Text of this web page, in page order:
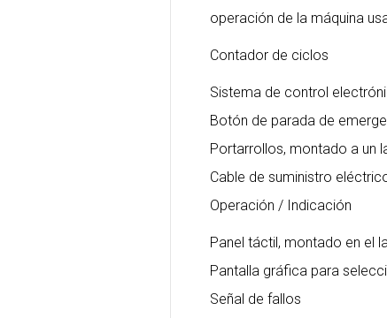
operación de la máquina
Contador de ciclos
Sistema de control
Botón de parada de
Portarrollos, montado a un
Cable de suministro
Operación / Indicación
Panel táctil, montado en el
Pantalla gráfica para
Señal de fallos